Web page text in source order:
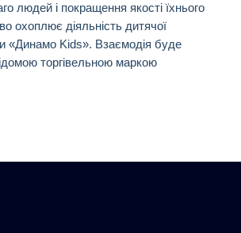
людей і покращення якості їхнього
охоплює діяльність дитячої
«Динамо Kids». Взаємодія буде
торгівельною маркою